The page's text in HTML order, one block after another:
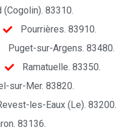
(Cogolin). 83310.
Pourrières. 83910.
Puget-sur-Argens. 83480.
Ramatuelle. 83350.
sur-Mer. 83820.
les-Eaux (Le). 83200.
83136.